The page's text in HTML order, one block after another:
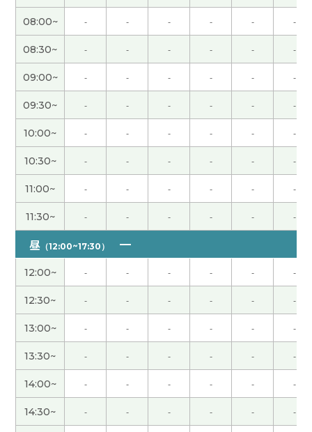
有意思、难忘的回忆。哈哈，谢谢，下次见！( 女性
)
非常感謝 下次見( 40代 男性 )
谢谢老师！这节课也很开心 下次见吧！
非常感謝 下次見 ( 40代 男性 )
谢谢你的课 ，很开心和你聊天各种各样的事情。 期
待下次见！
宋老师 谢谢你的课。 语法很重要，但我认为对话重
要。 我也想练习会话。 下次见！
谢谢老师！每节课都开心 下次见吧！( 男性 )
非常感謝 下次見
日本語で考えると似たような使い方をする言葉に
ついて、用法の違いについて質問したところ、すご
くわかりやすく文法と具体的な例を教えてください
ました！いつもありがとうございます。
08:00~ - - - - - -
08:30~ - - - - - -
09:00~ - - - - - -
09:30~ - - - - - -
10:00~ - - - - - -
10:30~ - - - - - -
11:00~ - - - - - -
11:30~ - - - - - -
昼 （12:00~17:30）
12:00~ - - - - - -
12:30~ - - - - - -
13:00~ - - - - - -
13:30~ - - - - - -
14:00~ - - - - - -
14:30~ - - - - - -